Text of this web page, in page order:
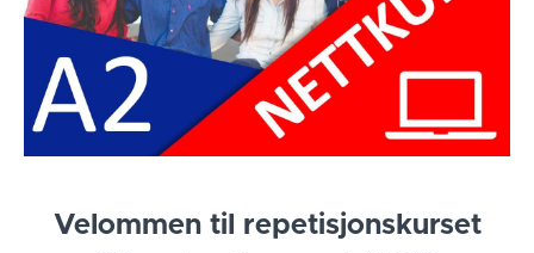
Velommen til repetisjonskurset